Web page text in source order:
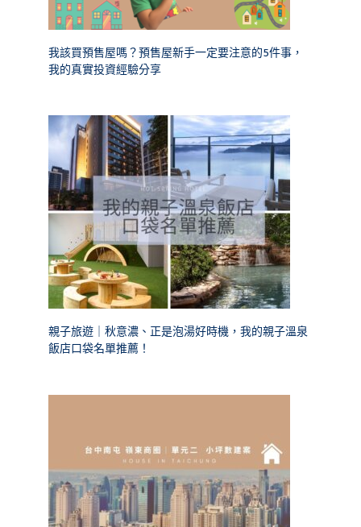
我該買預售屋嗎？預售屋新手一定要注意的5件事，
我的真實投資經驗分享
親子旅遊｜秋意濃、正是泡湯好時機，我的親子溫泉
飯店口袋名單推薦！